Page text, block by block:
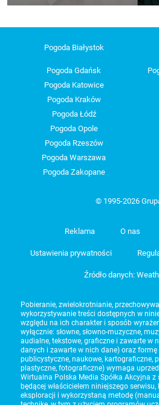
Pogoda Białystok
Pogoda Gdańsk
Pogoda Katowice
Pogoda Kraków
Pogoda Łódź
Pogoda Opole
Pogoda Rzeszów
Pogoda Warszawa
Pogoda Zakopane
© 1995-2026
Reklama O nas
Ustawienia prywatności
Źródło danych:
Pobieranie, zwielokrotnianie,
wykorzystywanie treści dostępnych w
względu na ich charakter i sposób
wyłącznie: słowne, słowno-muzyczne,
audialne, tekstowe, graficzne i zawarte w
danych i zawarte w nich dane) oraz formę
publicystyczne, naukowe, kartograficzne,
plastyczne, fotograficzne) wymaga
Wirtualna Polska Media Spółka Akcyjna z
będącej właścicielem niniejszego
eksploracji i wykorzystaną metodę